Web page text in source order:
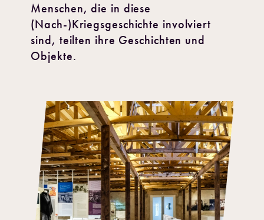
Menschen, die in diese
(Nach-)Kriegsgeschichte involviert
sind, teilten ihre Geschichten und
Objekte.